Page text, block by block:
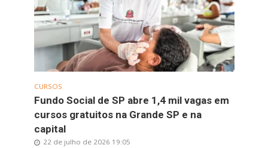
CURSOS
Fundo Social de SP abre 1,4 mil vagas em
cursos gratuitos na Grande SP e na
capital
22 de julho de 2026 19:05